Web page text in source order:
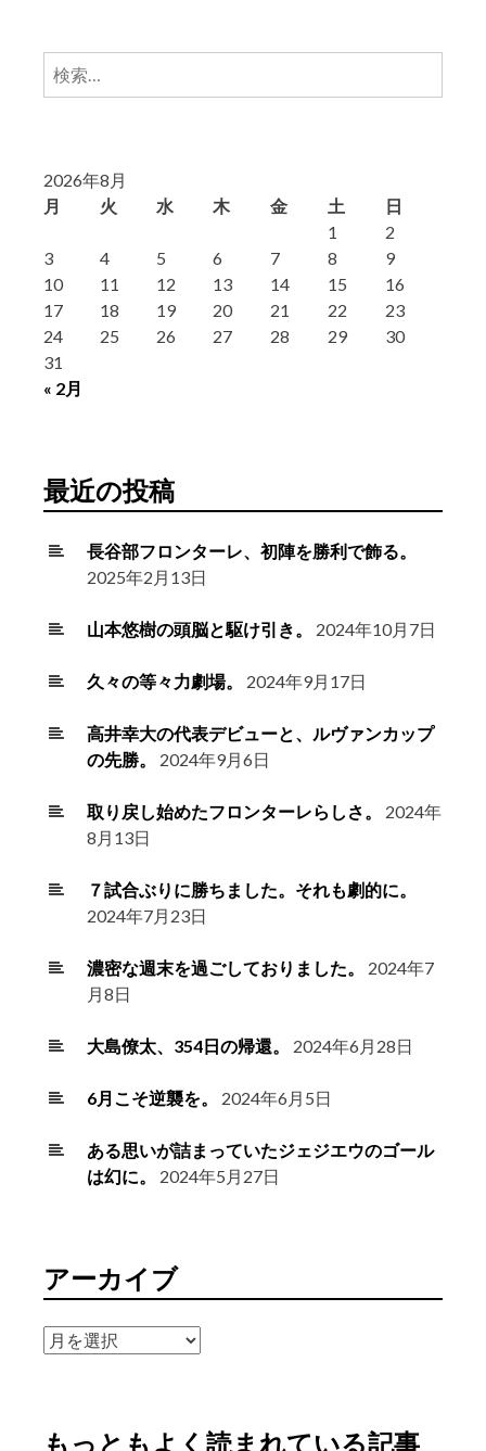
検
2026年8月
月
火 水 木 金 土 日
« 2月
1
2
3
4 5 6 7 8
9
10
11 12 13 14 15
16
17
18 19 20 21 22
23
24
25 26 27 28 29
30
31
最近の投稿
長谷部フロンターレ、初陣を勝利で飾る。
2025年2月13日
山本悠樹の頭脳と駆け引き。 2024年10月7日
久々の等々力劇場。 2024年9月17日
高井幸大の代表デビューと、ルヴァンカップ
の先勝。
2024年9月6日
取り戻し始めたフロンターレらしさ。
2024年
8月13日
７試合ぶりに勝ちました。それも劇的に。
2024年7月23日
濃密な週末を過ごしておりました。
2024年7
月8日
大島僚太、354日の帰還。 2024年6月28日
6月こそ逆襲を。 2024年6月5日
ある思いが詰まっていたジェジエウのゴール
は幻に。
2024年5月27日
アーカイブ
ア
ブ
もっともよく読まれている記事